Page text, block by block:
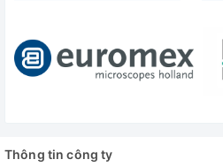
Thông tin công ty